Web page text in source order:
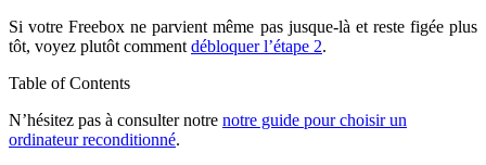
Si votre Freebox ne parvient même pas jusque-là et reste figée plus
tôt, voyez plutôt comment débloquer l’étape 2.
Table of Contents
N’hésitez pas à consulter notre notre guide pour choisir un
ordinateur reconditionné.